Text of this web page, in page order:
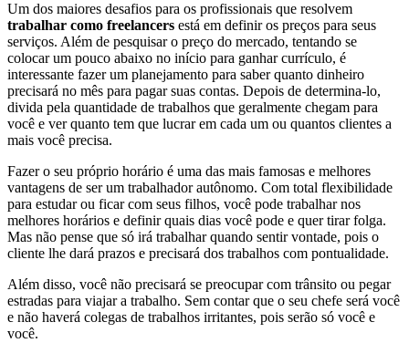
Um dos maiores desafios para os profissionais que resolvem
trabalhar como freelancers está em definir os preços para seus
serviços. Além de pesquisar o preço do mercado, tentando se
colocar um pouco abaixo no início para ganhar currículo, é
interessante fazer um planejamento para saber quanto dinheiro
precisará no mês para pagar suas contas. Depois de determina-lo,
divida pela quantidade de trabalhos que geralmente chegam para
você e ver quanto tem que lucrar em cada um ou quantos clientes a
mais você precisa.
Fazer o seu próprio horário é uma das mais famosas e melhores
vantagens de ser um trabalhador autônomo. Com total flexibilidade
para estudar ou ficar com seus filhos, você pode trabalhar nos
melhores horários e definir quais dias você pode e quer tirar folga.
Mas não pense que só irá trabalhar quando sentir vontade, pois o
cliente lhe dará prazos e precisará dos trabalhos com pontualidade.
Além disso, você não precisará se preocupar com trânsito ou pegar
estradas para viajar a trabalho. Sem contar que o seu chefe será você
e não haverá colegas de trabalhos irritantes, pois serão só você e
você.